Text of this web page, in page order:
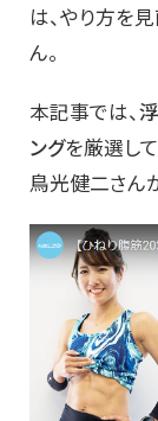
は、やり方を
ん。
本記事では、
ングを厳選し
鳥光健二さん